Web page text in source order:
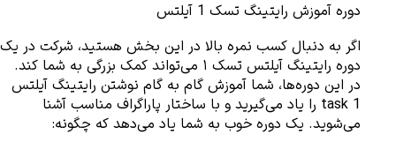
دوره آموزش رایتینگ تسک 1 آیلتس
می‌شوید. یک دوره خوب به شما یاد می‌دهد که چگونه: